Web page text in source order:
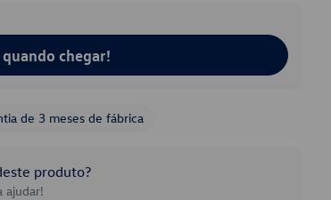
chegar!
de 3 meses de fábrica
produto?
ajudar!